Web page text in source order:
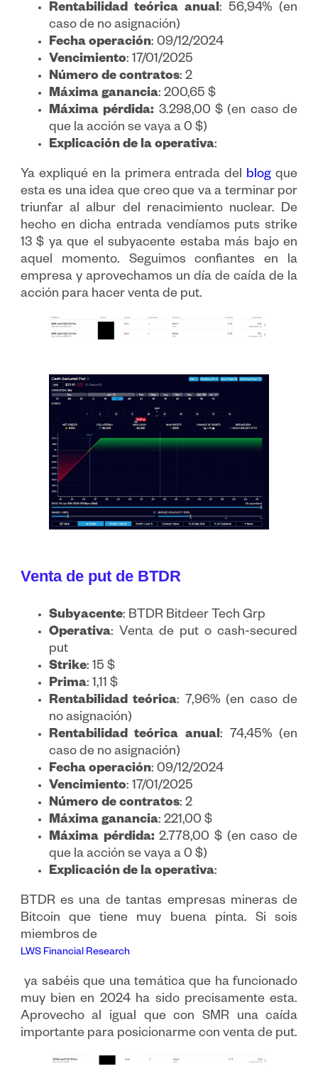
Rentabilidad teórica anual: 56,94% (en
caso de no asignación)
Fecha operación: 09/12/2024
Vencimiento: 17/01/2025
Número de contratos: 2
Máxima ganancia: 200,65 $
Máxima pérdida: 3.298,00 $ (en caso de
que la acción se vaya a 0 $)
Explicación de la operativa:
Ya expliqué en la primera entrada del blog que
esta es una idea que creo que va a terminar por
triunfar al albur del renacimiento nuclear. De
hecho en dicha entrada vendíamos puts strike
13 $ ya que el subyacente estaba más bajo en
aquel momento. Seguimos confiantes en la
empresa y aprovechamos un día de caída de la
acción para hacer venta de put.
Venta de put de BTDR
Subyacente: BTDR Bitdeer Tech Grp
Operativa: Venta de put o cash-secured
put
Strike: 15 $
Prima: 1,11 $
Rentabilidad teórica: 7,96% (en caso de
no asignación)
Rentabilidad teórica anual: 74,45% (en
caso de no asignación)
Fecha operación: 09/12/2024
Vencimiento: 17/01/2025
Número de contratos: 2
Máxima ganancia: 221,00 $
Máxima pérdida:2.778,00 $ (en caso de
que la acción se vaya a 0 $)
Explicación de la operativa:
BTDR es una de tantas empresas mineras de
Bitcoin que tiene muy buena pinta. Si sois
miembros de
LWS Financial Research
ya sabéis que una temática que ha funcionado
muy bien en 2024 ha sido precisamente esta.
Aprovecho al igual que con SMR una caída
importante para posicionarme con venta de put.